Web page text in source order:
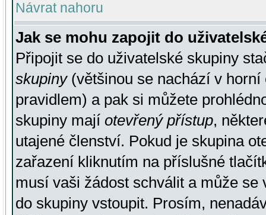
Návrat nahoru
Jak se mohu zapojit do
Připojit se do uživatelské skupiny
skupiny(většinou se nachází v horní
pravidlem) a pak si můžete
skupiny mají otevřený přístup,
utajené členství. Pokud je skupina
zařazení kliknutím na příslušné
musí vaši žádost schválit a může se
do skupiny vstoupit. Prosím,